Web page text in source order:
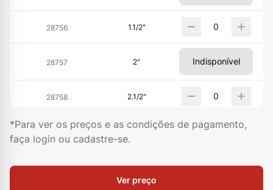
28756 1.1/2"
28757 2" Indisponível
28758 2.1/2"
Indisponível
4" Indisponível
*Para ver os preços e as condições de pagamento,
faça login ou cadastre-se.
Ver preço